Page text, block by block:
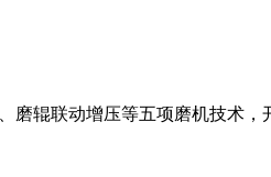
磨辊联动增压等五项磨机技术，